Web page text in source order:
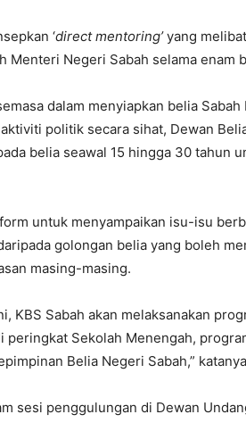
‘direct mentoring’yang
Menteri Negeri Sabah selama enam
dalam menyiapkan belia
politik secara sihat, Dewan
belia seawal 15 hingga 30 tahun
untuk menyampaikan isu-isu
golongan belia yang boleh
masing-masing.
KBS Sabah akan melaksanakan
Sekolah Menengah,
Belia Negeri Sabah,”
sesi penggulungan di Dewan